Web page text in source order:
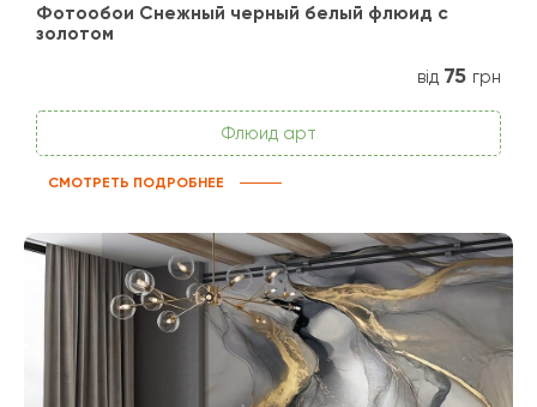
Фотообои Снежный черный белый флюид с
золотом
від 75 грн
Флюид арт
СМОТРЕТЬ ПОДРОБНЕЕ